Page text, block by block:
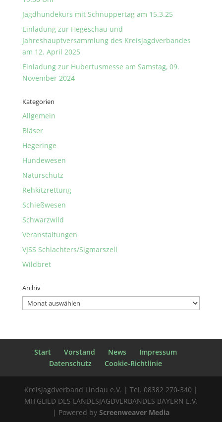
Jagdhundekurs mit Schnuppertag am 15.3.25
Einladung zur Hegeschau und
Jahreshauptversammlung des Kreisjagdverbandes
am 12. April 2025
Einladung zur Hubertusmesse am Samstag, 09.
November 2024
Kategorien
Allgemein
Bläser
Hegeringe
Hundewesen
Naturschutz
Rehkitzrettung
Schießwesen
Schwarzwild
Veranstaltungen
VJSS Schlachters/Sigmarszell
Wildbret
Archiv
Archiv
Start Vorstand News
Impressum
Datenschutz
Cookie-Richtlinie
Kreisjagdverband Lindau e.V. | Tel. 08382 270-340 |
MITGLIED DES LANDESJAGDVERBANDES BAYERN E.V.
| Powered by Screenweaver Media